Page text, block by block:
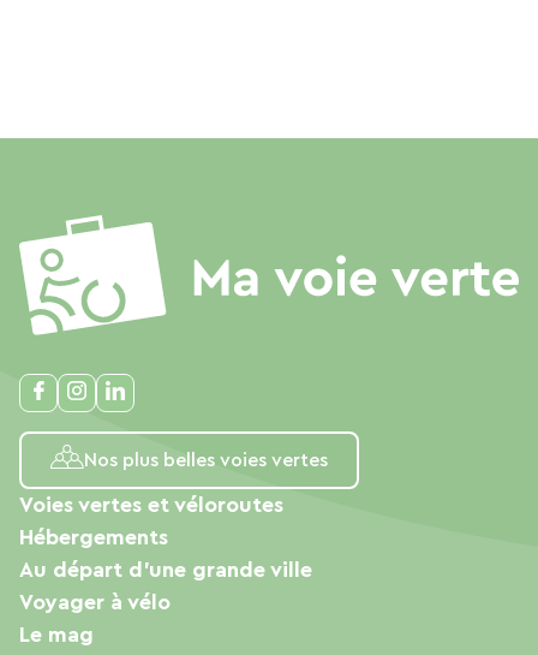
Nos plus belles voies vertes
Voies vertes et véloroutes
Hébergements
Au départ d'une grande ville
Voyager à vélo
Le mag